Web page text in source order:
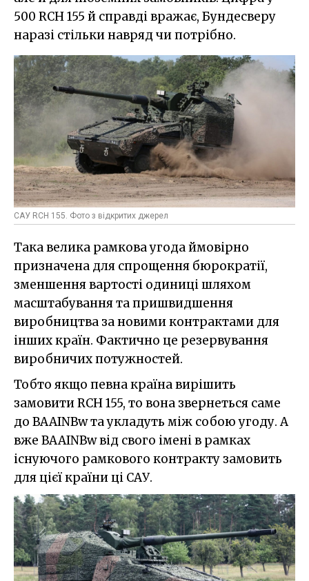
500 RCH 155 й справді вражає, Бундесверу
наразі стільки навряд чи потрібно.
САУ RCH 155. Фото з відкритих джерел
Така велика рамкова угода ймовірно
призначена для спрощення бюрократії,
зменшення вартості одиниці шляхом
масштабування та пришвидшення
виробництва за новими контрактами для
інших країн. Фактично це резервування
виробничих потужностей.
Тобто якщо певна країна вирішить
замовити RCH 155, то вона звернеться саме
до BAAINBw та укладуть між собою угоду. А
вже BAAINBw від свого імені в рамках
існуючого рамкового контракту замовить
для цієї країни ці САУ.